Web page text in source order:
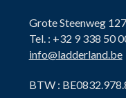
Grote Steenweg
Tel. : +32 9 338 50
info@ladderland.be
BTW :